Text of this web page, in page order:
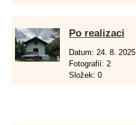
Po realizaci
Datum: 24. 8. 2025
Fotografií: 2
Složek: 0